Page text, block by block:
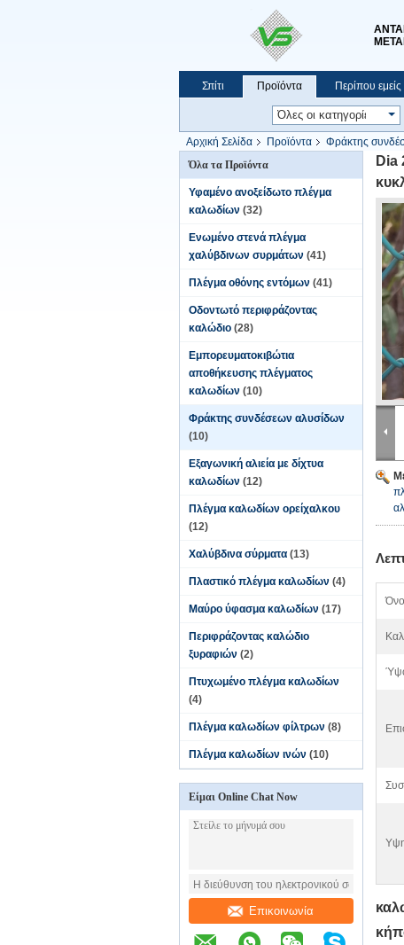
Σπίτι Προϊόντα Περίπου εμείς
Αρχική Σελίδα Προϊόντα Φράκτης
Όλα τα Προϊόντα
Υφαμένο ανοξείδωτο πλέγμα
καλωδίων (32)
Ενωμένο στενά πλέγμα
χαλύβδινων συρμάτων (41)
Πλέγμα οθόνης εντόμων (41)
Οδοντωτό περιφράζοντας
καλώδιο (28)
Εμπορευματοκιβώτια
αποθήκευσης πλέγματος
καλωδίων (10)
Φράκτης συνδέσεων αλυσίδων
(10)
Εξαγωνική αλιεία με δίχτυα
καλωδίων (12)
Πλέγμα καλωδίων ορείχαλκου
(12)
Χαλύβδινα σύρματα (13)
Πλαστικό πλέγμα καλωδίων (4)
Μαύρο ύφασμα καλωδίων (17)
Περιφράζοντας καλώδιο
ξυραφιών (2)
Πτυχωμένο πλέγμα καλωδίων
(4)
Πλέγμα καλωδίων φίλτρων (8)
Πλέγμα καλωδίων ινών (10)
Είμαι Online Chat Now
Επικοινωνία
Dia